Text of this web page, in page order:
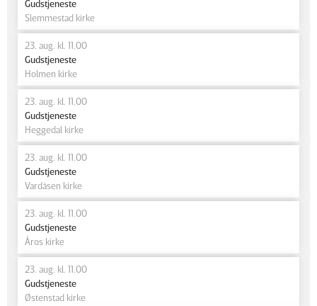
Gudstjeneste
Slemmestad kirke
23. aug. kl. 11.00
Gudstjeneste
Holmen kirke
23. aug. kl. 11.00
Gudstjeneste
Heggedal kirke
23. aug. kl. 11.00
Gudstjeneste
Vardåsen kirke
23. aug. kl. 11.00
Gudstjeneste
Åros kirke
23. aug. kl. 11.00
Gudstjeneste
Østenstad kirke